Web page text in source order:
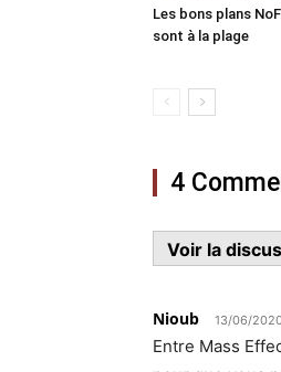
Les bons plans
sont à la plage
4
Voir la
Nioub 13/06/2020
Entre Mass